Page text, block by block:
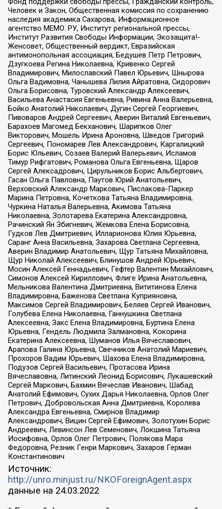
Человек и Закон, Общественная комиссия по сохранению
наследия академика Сахарова, Информационное
агентство МЕМО. РУ, Институт региональной прессы,
Институт Развития Свободы Информации, Экозащита!-
Женсовет, Общественный вердикт, Евразийская
антимонопольная ассоциация, Бедушев Петр Петрович,
Дзугкоева Регина Николаевна, Кривенко Сергей
Владимирович, Милославский Павел Юрьевич, Шнырова
Ольга Вадимовна, Чанышева Лилия Айратовна, Сидорович
Ольга Борисовна, Туровский Александр Алексеевич,
Васильева Анастасия Евгеньевна, Ривина Анна Валерьевна,
Бойко Анатолий Николаевич, Дугин Сергей Георгиевич,
Пивоваров Андрей Сергеевич, Аверин Виталий Евгеньевич,
Барахоев Магомед Бекханович, Шарипков Олег
Викторович, Мошель Ирина Ароновна, Шведов Григорий
Сергеевич, Пономарев Лев Александрович, Каргалицкий
Борис Юльевич, Созаев Валерий Валерьевич, Исламов
Тимур Рифгатович, Романова Ольга Евгеньевна, Щаров
Сергей Алексадрович, Цирульников Борис Альбертович,
Гасан Ольга Павловна, Паутов Юрий Анатольевич,
Верховский Александр Маркович, Пислакова-Паркер
Марина Петровна, Кочеткова Татьяна Владимировна,
Чуркина Наталья Валерьевна, Акимова Татьяна
Николаевна, Золотарева Екатерина Александровна,
Рачинский Ян Збигневич, Жемкова Елена Борисовна,
Гудков Лев Дмитриевич, Илларионова Юлия Юрьевна,
Саранг Анна Васильевна, Захарова Светлана Сергеевна,
Аверин Владимир Анатольевич, Щур Татьяна Михайловна,
Щур Николай Алексеевич, Блинушов Андрей Юрьевич,
Мосин Алексей Геннадьевич, Гефтер Валентин Михайлович,
Симонов Алексей Кириллович, Флиге Ирина Анатольевна,
Мельникова Валентина Дмитриевна, Вититинова Елена
Владимировна, Баженова Светлана Куприяновна,
Максимов Сергей Владимирович, Беляев Сергей Иванович,
Голубева Елена Николаевна, Ганнушкина Светлана
Алексеевна, Закс Елена Владимировна, Буртина Елена
Юрьевна, Гендель Людмила Залмановна, Кокорина
Екатерина Алексеевна, Шуманов Илья Вячеславович,
Арапова Галина Юрьевна, Свечников Анатолий Мариевич,
Прохоров Вадим Юрьевич, Шахова Елена Владимировна,
Подузов Сергей Васильевич, Протасова Ирина
Вячеславовна, Литинский Леонид Борисович, Лукашевский
Сергей Маркович, Бахмин Вячеслав Иванович, Шабад
Анатолий Ефимович, Сухих Дарья Николаевна, Орлов Олег
Петрович, Добровольская Анна Дмитриевна, Королева
Александра Евгеньевна, Смирнов Владимир
Александрович, Вицин Сергей Ефимович, Золотухин Борис
Андреевич, Левинсон Лев Семенович, Локшина Татьяна
Иосифовна, Орлов Олег Петрович, Полякова Мара
Федоровна, Резник Генри Маркович, Захаров Герман
Константинович
Источник:
http://unro.minjust.ru/NKOForeignAgent.aspx
данные на 24.03.2022